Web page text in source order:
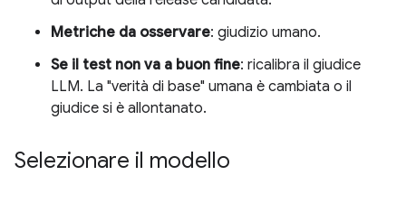
Metriche da osservare: giudizio umano.
Se il test non va a buon fine: ricalibra il giudice
LLM. La "verità di base" umana è cambiata o il
giudice si è allontanato.
Selezionare il modello